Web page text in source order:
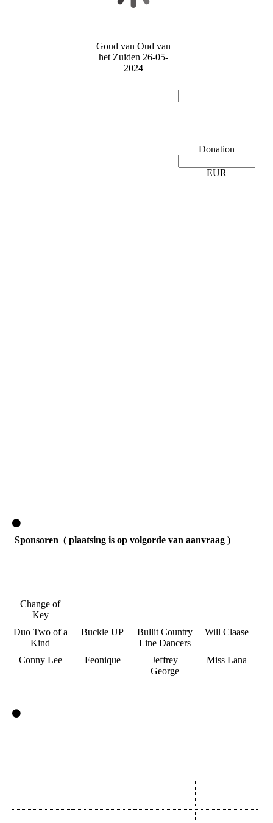
Goud van Oud van
het Zuiden 26-05-
2024
Sponsoren ( plaatsing is op volgorde van aanvraag )
Change of
Key
Duo Two of a
Kind
Buckle UP
Bullit Country
Line Dancers
Will Claase
Conny Lee Feonique
Jeffrey
George
Miss Lana